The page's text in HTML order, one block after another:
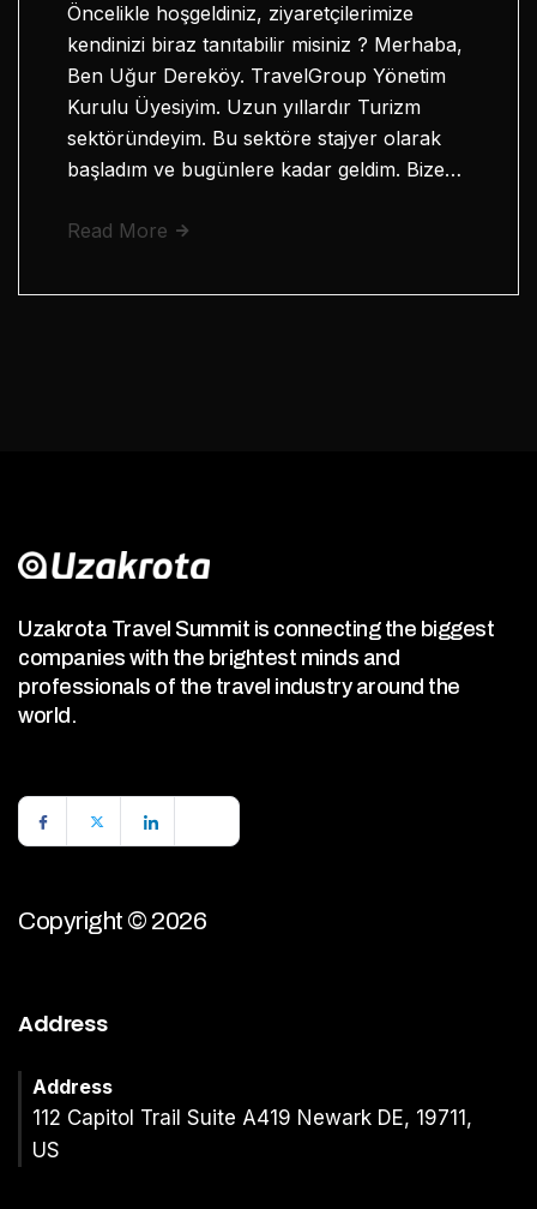
Öncelikle hoşgeldiniz, ziyaretçilerimize
kendinizi biraz tanıtabilir misiniz ? Merhaba,
Ben Uğur Dereköy. TravelGroup Yönetim
Kurulu Üyesiyim. Uzun yıllardır Turizm
sektöründeyim. Bu sektöre stajyer olarak
başladım ve bugünlere kadar geldim. Bize…
Read More
Uzakrota Travel Summit is connecting the biggest
companies with the brightest minds and
professionals of the travel industry around the
world.
Copyright © 2026
Address
Address
112 Capitol Trail Suite A419 Newark DE, 19711,
US